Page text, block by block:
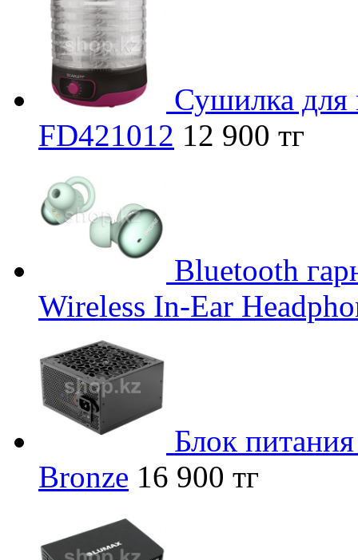
Сушилка для
FD421012 12 900 тг
Bluetooth
Wireless In-Ear
Блок
Bronze 16 900 тг